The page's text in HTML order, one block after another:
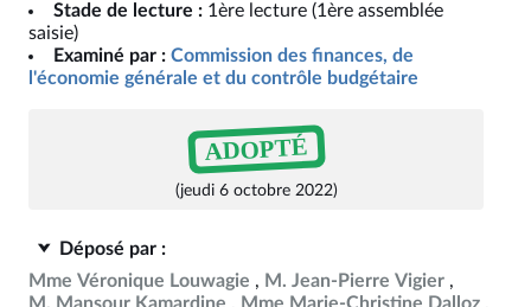
Stade de lecture : 1ère lecture (1ère assemblée
saisie)
Examiné par : Commission des finances, de
l'économie générale et du contrôle budgétaire
ADOPTÉ
(jeudi 6 octobre 2022)
Déposé par :
Mme Véronique Louwagie
M. Jean-Pierre Vigier